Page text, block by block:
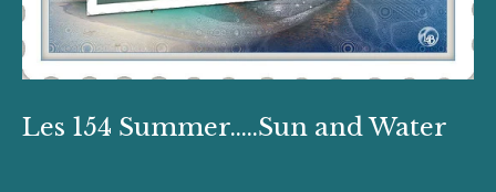
Les 154 Summer.....Sun and Water